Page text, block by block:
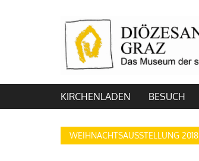
KIRCHENLADEN BESUCH
WEIHNACHTSAUSSTELLUNG 2018